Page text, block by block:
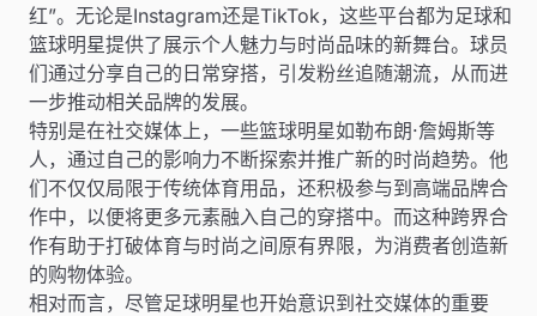
红”。无论是Instagram还是TikTok，这些平台都为足球和
篮球明星提供了展示个人魅力与时尚品味的新舞台。球员
们通过分享自己的日常穿搭，引发粉丝追随潮流，从而进
一步推动相关品牌的发展。
特别是在社交媒体上，一些篮球明星如勒布朗·詹姆斯等
人，通过自己的影响力不断探索并推广新的时尚趋势。他
们不仅仅局限于传统体育用品，还积极参与到高端品牌合
作中，以便将更多元素融入自己的穿搭中。而这种跨界合
作有助于打破体育与时尚之间原有界限，为消费者创造新
的购物体验。
相对而言，尽管足球明星也开始意识到社交媒体的重要